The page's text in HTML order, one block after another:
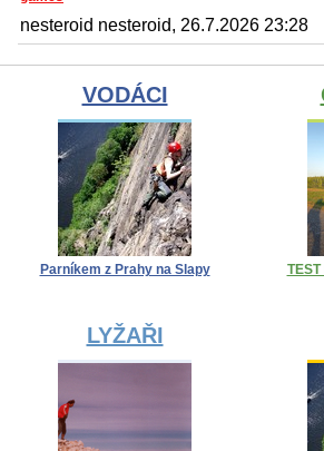
nesteroid nesteroid, 26.7.2026 23:28
VODÁCI
Parníkem z Prahy na Slapy
LYŽAŘI